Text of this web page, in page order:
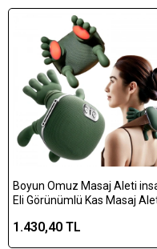
Boyun Omuz Masaj Aleti
Eli Görünümlü Kas Masaj
1.430,40 TL